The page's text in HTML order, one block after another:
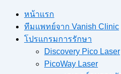
หน้าแรก
ทีมแพทย์จาก Vanish Clinic
โปรแกรมการรักษา
Discovery Pico Laser
PicoWay Laser